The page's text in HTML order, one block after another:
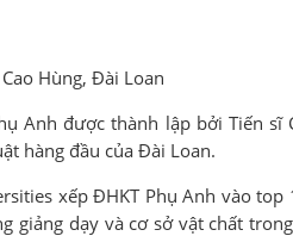
Hùng, Đài Loan
Anh được thành lập bởi Tiến
hàng đầu của Đài Loan.
xếp ĐHKT Phụ Anh vào
giảng dạy và cơ sở vật chất